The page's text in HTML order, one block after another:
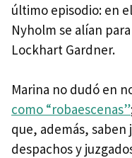
último episodio: en
Nyholm se alían
Lockhart Gardner.
Marina no dudó en
como “robaescenas”
que, además,
despachos y